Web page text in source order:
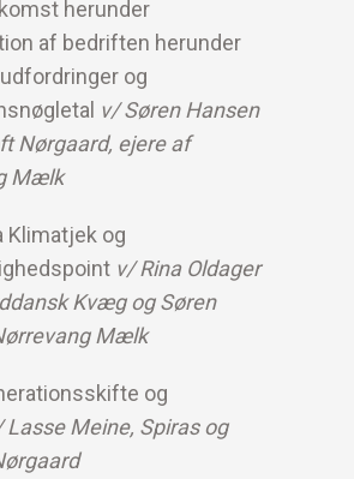
herunder
af bedriften herunder
og
v/ Søren Hansen
Nørgaard, ejere af
Mælk
Klimatjek og
v/ Rina Oldager
Kvæg og Søren
Mælk
og
Lasse Meine, Spiras og